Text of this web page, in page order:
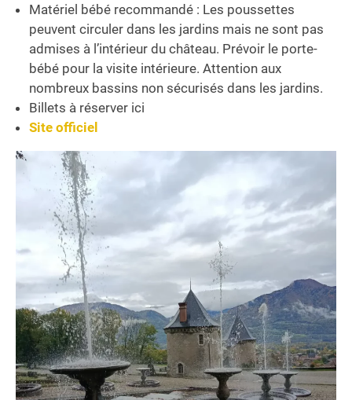
Matériel bébé recommandé : Les poussettes
peuvent circuler dans les jardins mais ne sont pas
admises à l’intérieur du château. Prévoir le porte-
bébé pour la visite intérieure. Attention aux
nombreux bassins non sécurisés dans les jardins.
Billets à réserver ici
Site officiel